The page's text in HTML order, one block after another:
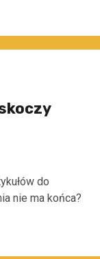
do
nie ma końca?